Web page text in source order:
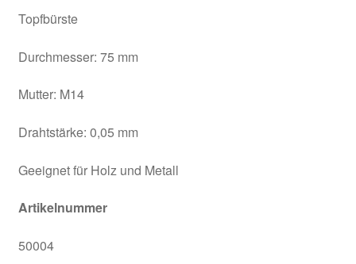
Topfbürste
Durchmesser: 75 mm
Mutter: M14
Drahtstärke: 0,05 mm
Geeignet für Holz und Metall
Artikelnummer
50004